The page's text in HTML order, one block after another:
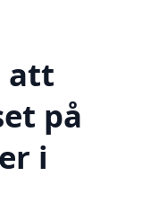
att
på
i